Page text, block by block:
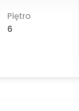
Piętro
6